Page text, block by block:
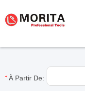
À Partir De: